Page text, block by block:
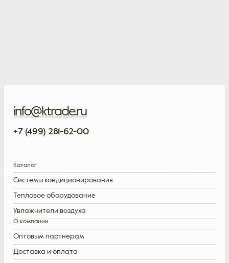
info@ktrade.ru
+7 (499) 281-62-00
Каталог
Системы кондиционирования
Тепловое оборудование
Увлажнители воздуха
О компании
Оптовым партнерам
Доставка и оплата